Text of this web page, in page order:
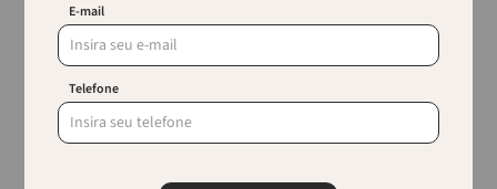
E-mail
Telefone